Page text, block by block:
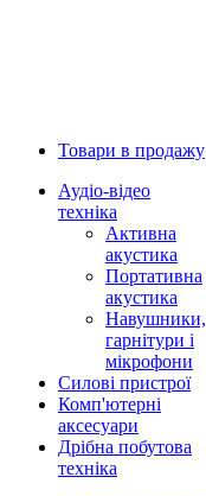
Товари в продажу
Аудіо-відео
техніка
Активна
акустика
Портативна
акустика
Навушники,
гарнітури і
мікрофони
Силові пристрої
Комп'ютерні
аксесуари
Дрібна побутова
техніка